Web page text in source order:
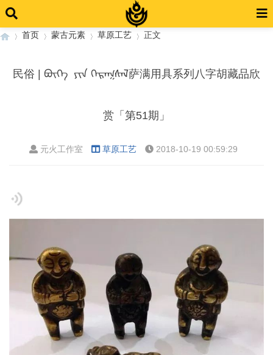
首页 蒙古元素 草原工艺 正文
民俗 | ᠪᠦᠭᠡ ᠶᠢᠨ ᠬᠡᠷᠡᠭᠰᠡᠯ萨满用具系列八字胡藏品欣
赏「第51期」
元火工作室 草原工艺 2018-10-19 00:59:29